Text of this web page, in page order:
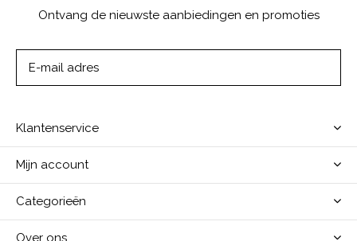
Ontvang de nieuwste aanbiedingen en promoties
Klantenservice
Mijn account
Categorieën
Over ons